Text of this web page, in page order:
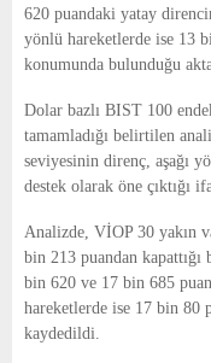
620 puandaki yatay
yönlü hareketlerde ise 13
konumunda bulunduğu
Dolar bazlı BIST 100
tamamladığı belirtilen
seviyesinin direnç, aşağı
destek olarak öne çıktığı
Analizde, VİOP 30 yakın
bin 213 puandan
bin 620 ve 17 bin 685
hareketlerde ise 17 bin 80
kaydedildi.